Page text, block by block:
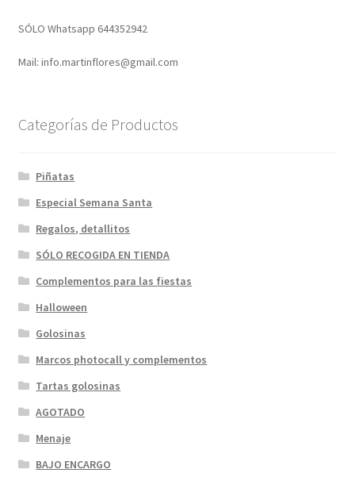
SÓLO Whatsapp 644352942
Mail: info.martinflores@gmail.com
Categorías de Productos
Piñatas
Especial Semana Santa
Regalos, detallitos
SÓLO RECOGIDA EN TIENDA
Complementos para las fiestas
Halloween
Golosinas
Marcos photocall y complementos
Tartas golosinas
AGOTADO
Menaje
BAJO ENCARGO